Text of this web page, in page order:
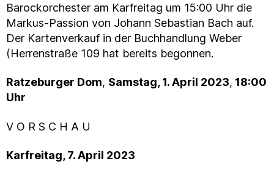
Barockorchester am Karfreitag um 15:00 Uhr die
Markus-Passion von Johann Sebastian Bach auf.
Der Kartenverkauf in der Buchhandlung Weber
(Herrenstraße 109 hat bereits begonnen.
Ratzeburger Dom, Samstag, 1. April 2023, 18:00
Uhr
V O R S C H A U
Karfreitag, 7. April 2023